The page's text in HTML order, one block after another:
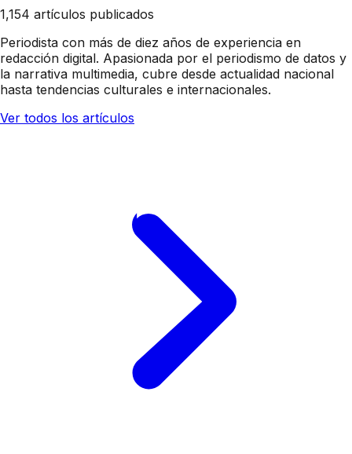
1,154 artículos publicados
Periodista con más de diez años de experiencia en
redacción digital. Apasionada por el periodismo de datos y
la narrativa multimedia, cubre desde actualidad nacional
hasta tendencias culturales e internacionales.
Ver todos los artículos